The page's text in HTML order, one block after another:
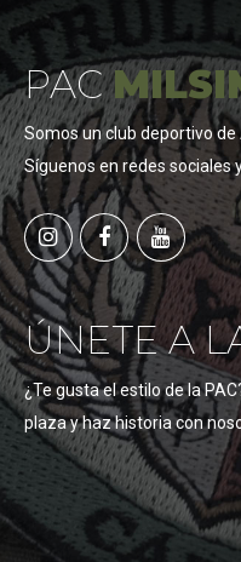
PAC
Somos un club deportivo
Síguenos en redes sociales
ÚNETE A
¿Te gusta el estilo de la
plaza y haz historia con